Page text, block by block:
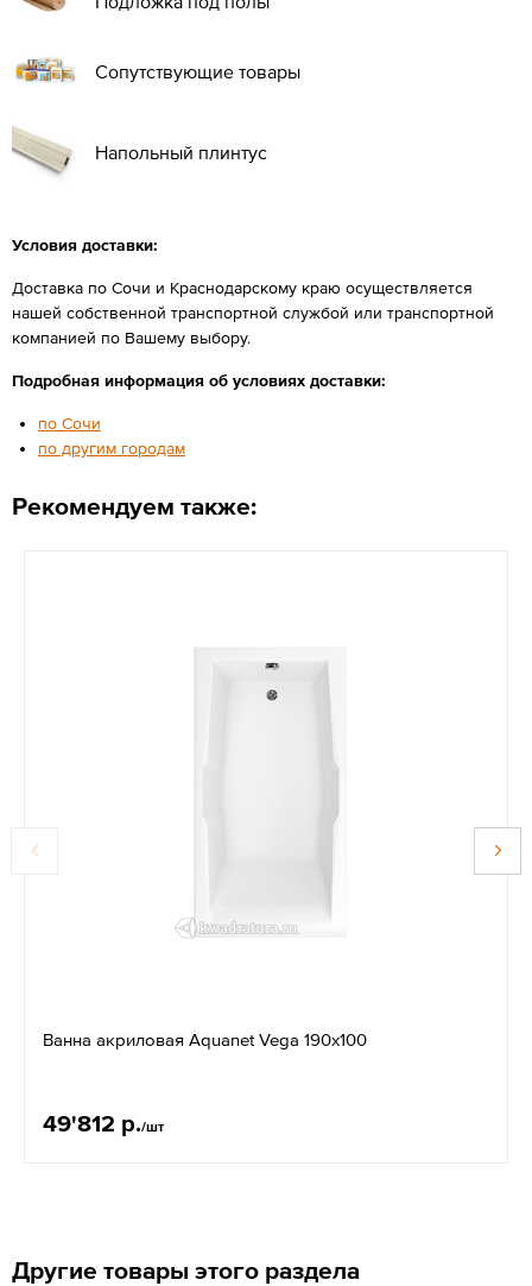
Сопутствующие товары
Напольный плинтус
Условия доставки:
Доставка по Сочи и Краснодарскому краю осуществляется
нашей собственной транспортной службой или транспортной
компанией по Вашему выбору.
Подробная информация об условиях доставки:
по Сочи
по другим городам
Рекомендуем также:
Ванна акриловая Aquanet Vega 190х100
49'812 р./шт
Другие товары этого раздела